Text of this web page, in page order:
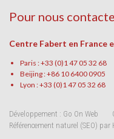
Pour nous
Centre Fabert en France
Paris : +33 (0)1 47 05 32 68
Beijing : +86 10 6400 0905
Lyon : +33 (0)1 47 05 32 68
Développement : Go On Web
Référencement naturel (SEO) par